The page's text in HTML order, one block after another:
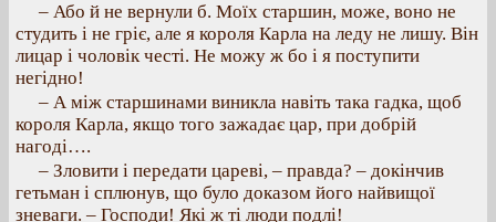
– Або й не вернули б. Моїх старшин, може, воно не
студить і не гріє, але я короля Карла на леду не лишу. Він
лицар і чоловік честі. Не можу ж бо і я поступити
негідно!
– А між старшинами виникла навіть така гадка, щоб
короля Карла, якщо того зажадає цар, при добрій
нагоді….
– Зловити і передати цареві, – правда? – докінчив
гетьман і сплюнув, що було доказом його найвищої
зневаги. – Господи! Які ж ті люди подлі!